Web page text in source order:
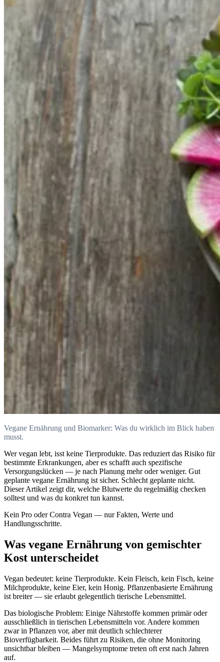
Vegane Ernährung und Biomarker: Was du wirklich im Blick haben
musst.
Wer vegan lebt, isst keine Tierprodukte. Das reduziert das Risiko für
bestimmte Erkrankungen, aber es schafft auch spezifische
Versorgungslücken — je nach Planung mehr oder weniger. Gut
geplante vegane Ernährung ist sicher. Schlecht geplante nicht.
Dieser Artikel zeigt dir, welche Blutwerte du regelmäßig checken
solltest und was du konkret tun kannst.
Kein Pro oder Contra Vegan — nur Fakten, Werte und
Handlungsschritte.
Was vegane Ernährung von gemischter
Kost unterscheidet
Vegan bedeutet: keine Tierprodukte. Kein Fleisch, kein Fisch, keine
Milchprodukte, keine Eier, kein Honig. Pflanzenbasierte Ernährung
ist breiter — sie erlaubt gelegentlich tierische Lebensmittel.
Das biologische Problem: Einige Nährstoffe kommen primär oder
ausschließlich in tierischen Lebensmitteln vor. Andere kommen
zwar in Pflanzen vor, aber mit deutlich schlechterer
Bioverfügbarkeit. Beides führt zu Risiken, die ohne Monitoring
unsichtbar bleiben — Mangelsymptome treten oft erst nach Jahren
auf.